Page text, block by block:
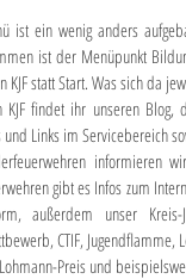
ist ein wenig anders
ist der Menüpunkt
KJF statt Start. Was sich da
KJF findet ihr unseren Blog,
und Links im Servicebereich
informieren
gibt es Infos zum
außerdem unser
CTIF,
Preis und